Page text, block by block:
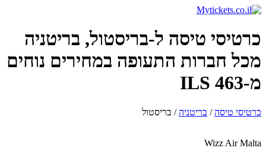
כרטיסי טיסה ל-בריסטול, בריטניה
מכל חברות התעופה במחירים נוחים
מ-463 ILS
כרטיסי טיסה/ בריטניה/ בריסטול
Wizz Air Malta